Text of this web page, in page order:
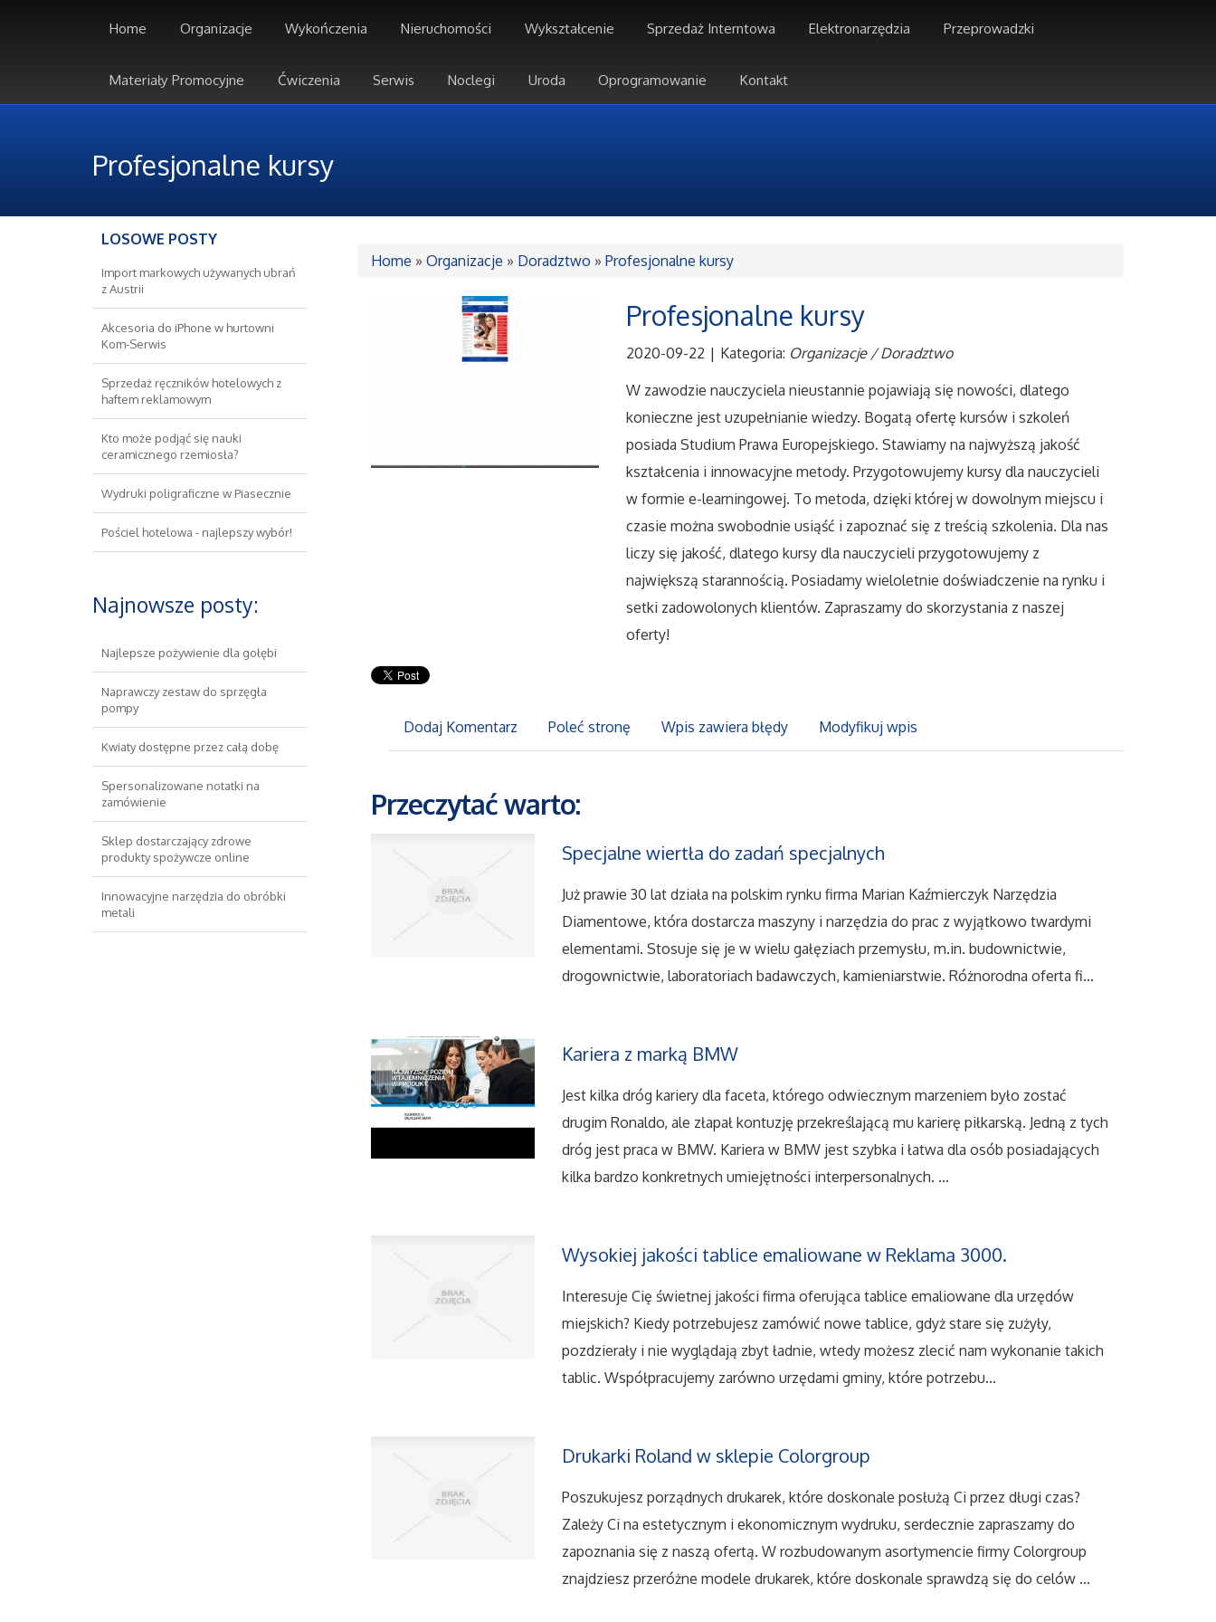
Home Organizacje Wykończenia Nieruchomości Wykształcenie Sprzedaż Interntowa Elektronarzędzia Przeprowadzki
Materiały Promocyjne Ćwiczenia Serwis Noclegi Uroda Oprogramowanie Kontakt
Profesjonalne kursy
LOSOWE POSTY
Import markowych używanych ubrań
z Austrii
Akcesoria do iPhone w hurtowni
Kom-Serwis
Sprzedaż ręczników hotelowych z
haftem reklamowym
Kto może podjąć się nauki
ceramicznego rzemiosła?
Wydruki poligraficzne w Piasecznie
Pościel hotelowa - najlepszy wybór!
Najnowsze posty:
Najlepsze pożywienie dla gołębi
Naprawczy zestaw do sprzęgła
pompy
Kwiaty dostępne przez całą dobę
Spersonalizowane notatki na
zamówienie
Sklep dostarczający zdrowe
produkty spożywcze online
Innowacyjne narzędzia do obróbki
metali
Home » Organizacje » Doradztwo » Profesjonalne kursy
Profesjonalne kursy
2020-09-22 | Kategoria: Organizacje / Doradztwo
W zawodzie nauczyciela nieustannie pojawiają się nowości, dlatego
konieczne jest uzupełnianie wiedzy. Bogatą ofertę kursów i szkoleń
posiada Studium Prawa Europejskiego. Stawiamy na najwyższą jakość
kształcenia i innowacyjne metody. Przygotowujemy kursy dla nauczycieli
w formie e-learningowej. To metoda, dzięki której w dowolnym miejscu i
czasie można swobodnie usiąść i zapoznać się z treścią szkolenia. Dla nas
liczy się jakość, dlatego kursy dla nauczycieli przygotowujemy z
największą starannością. Posiadamy wieloletnie doświadczenie na rynku i
setki zadowolonych klientów. Zapraszamy do skorzystania z naszej
oferty!
Dodaj Komentarz Poleć stronę Wpis zawiera błędy Modyfikuj wpis
Przeczytać warto:
Specjalne wiertła do zadań specjalnych
Już prawie 30 lat działa na polskim rynku firma Marian Kaźmierczyk Narzędzia
Diamentowe, która dostarcza maszyny i narzędzia do prac z wyjątkowo twardymi
elementami. Stosuje się je w wielu gałęziach przemysłu, m.in. budownictwie,
drogownictwie, laboratoriach badawczych, kamieniarstwie. Różnorodna oferta fi...
Kariera z marką BMW
Jest kilka dróg kariery dla faceta, którego odwiecznym marzeniem było zostać
drugim Ronaldo, ale złapał kontuzję przekreślającą mu karierę piłkarską. Jedną z tych
dróg jest praca w BMW. Kariera w BMW jest szybka i łatwa dla osób posiadających
kilka bardzo konkretnych umiejętności interpersonalnych. ...
Wysokiej jakości tablice emaliowane w Reklama 3000.
Interesuje Cię świetnej jakości firma oferująca tablice emaliowane dla urzędów
miejskich? Kiedy potrzebujesz zamówić nowe tablice, gdyż stare się zużyły,
pozdzierały i nie wyglądają zbyt ładnie, wtedy możesz zlecić nam wykonanie takich
tablic. Współpracujemy zarówno urzędami gminy, które potrzebu...
Drukarki Roland w sklepie Colorgroup
Poszukujesz porządnych drukarek, które doskonale posłużą Ci przez długi czas?
Zależy Ci na estetycznym i ekonomicznym wydruku, serdecznie zapraszamy do
zapoznania się z naszą ofertą. W rozbudowanym asortymencie firmy Colorgroup
znajdziesz przeróżne modele drukarek, które doskonale sprawdzą się do celów ...